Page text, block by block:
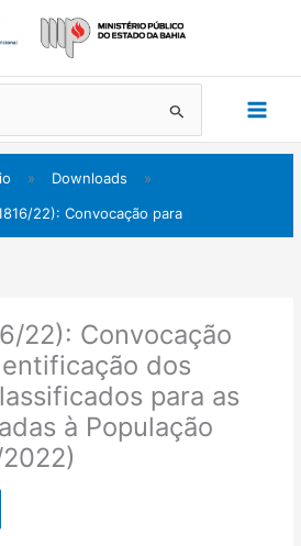
» Downloads
»
22): Convocação para
22): Convocação
dos
para as
à População
de ferramentas